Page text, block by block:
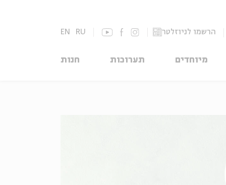
הרשמו לניוזלטר EN RU
מיוחדים תערוכות חנות